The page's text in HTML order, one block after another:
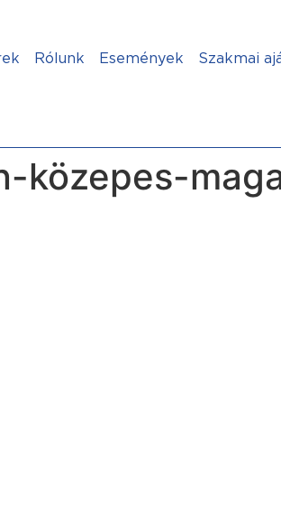
Rólunk Események Szakmai
közepes-